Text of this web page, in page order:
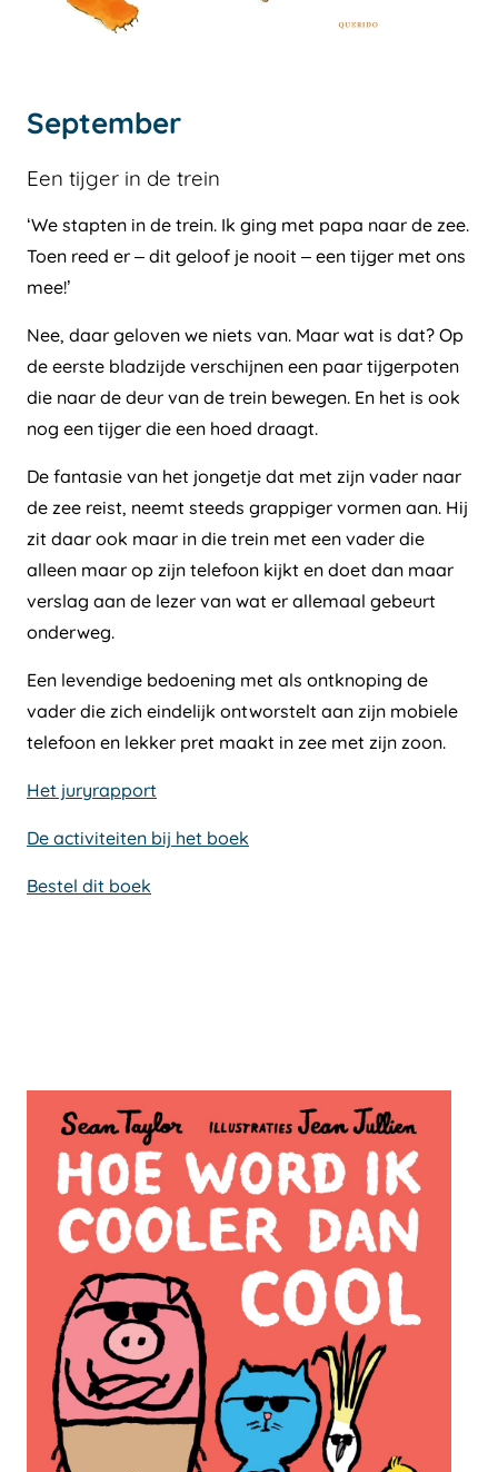
September
Een tijger in de trein
‘We stapten in de trein. Ik ging met papa naar de zee.
Toen reed er – dit geloof je nooit – een tijger met ons
mee!’
Nee, daar geloven we niets van. Maar wat is dat? Op
de eerste bladzijde verschijnen een paar tijgerpoten
die naar de deur van de trein bewegen. En het is ook
nog een tijger die een hoed draagt.
De fantasie van het jongetje dat met zijn vader naar
de zee reist, neemt steeds grappiger vormen aan. Hij
zit daar ook maar in die trein met een vader die
alleen maar op zijn telefoon kijkt en doet dan maar
verslag aan de lezer van wat er allemaal gebeurt
onderweg.
Een levendige bedoening met als ontknoping de
vader die zich eindelijk ontworstelt aan zijn mobiele
telefoon en lekker pret maakt in zee met zijn zoon.
Het juryrapport
De activiteiten bij het boek
Bestel dit boek